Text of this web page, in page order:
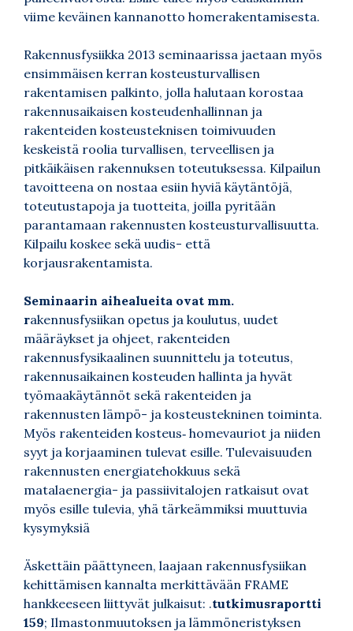
viime keväinen kannanotto homerakentamisesta.
Rakennusfysiikka 2013 seminaarissa jaetaan myös
ensimmäisen kerran kosteusturvallisen
rakentamisen palkinto, jolla halutaan korostaa
rakennusaikaisen kosteudenhallinnan ja
rakenteiden kosteusteknisen toimivuuden
keskeistä roolia turvallisen, terveellisen ja
pitkäikäisen rakennuksen toteutuksessa. Kilpailun
tavoitteena on nostaa esiin hyviä käytäntöjä,
toteutustapoja ja tuotteita, joilla pyritään
parantamaan rakennusten kosteusturvallisuutta.
Kilpailu koskee sekä uudis- että
korjausrakentamista.
Seminaarin aihealueita ovat mm.
rakennusfysiikan opetus ja koulutus, uudet
määräykset ja ohjeet, rakenteiden
rakennusfysikaalinen suunnittelu ja toteutus,
rakennusaikainen kosteuden hallinta ja hyvät
työmaakäytännöt sekä rakenteiden ja
rakennusten lämpö- ja kosteustekninen toiminta.
Myös rakenteiden kosteus‑ homevauriot ja niiden
syyt ja korjaaminen tulevat esille. Tulevaisuuden
rakennusten energiatehokkuus sekä
matalaenergia- ja passiivitalojen ratkaisut ovat
myös esille tulevia, yhä tärkeämmiksi muuttuvia
kysymyksiä
Äskettäin päättyneen, laajaan rakennusfysiikan
kehittämisen kannalta merkittävään FRAME
hankkeeseen liittyvät julkaisut: .tutkimusraportti
159; Ilmastonmuutoksen ja lämmöneristyksen